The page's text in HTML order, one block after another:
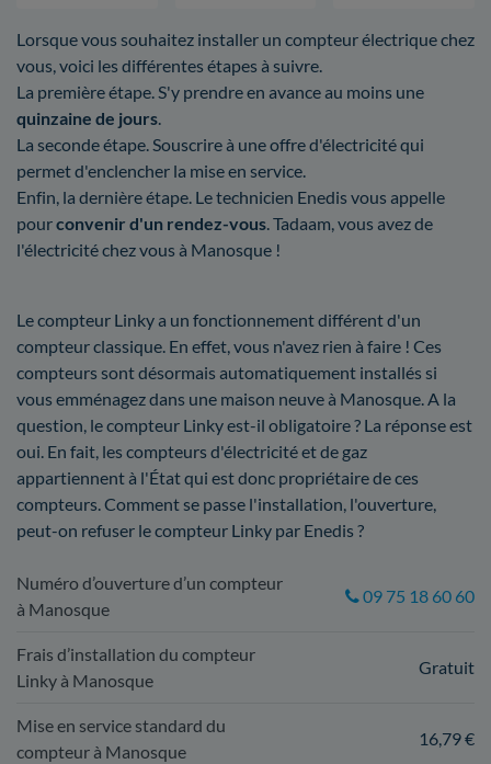
Lorsque vous souhaitez installer un compteur électrique chez
vous, voici les différentes étapes à suivre.
La première étape. S'y prendre en avance au moins une
quinzaine de jours.
La seconde étape. Souscrire à une offre d'électricité qui
permet d'enclencher la mise en service.
Enfin, la dernière étape. Le technicien Enedis vous appelle
pourconvenir d'un rendez-vous. Tadaam, vous avez de
l'électricité chez vous à Manosque !
Le compteur Linky a un fonctionnement différent d'un
compteur classique. En effet, vous n'avez rien à faire ! Ces
compteurs sont désormais automatiquement installés si
vous emménagez dans une maison neuve à Manosque. A la
question, le compteur Linky est-il obligatoire ? La réponse est
oui. En fait, les compteurs d'électricité et de gaz
appartiennent à l'État qui est donc propriétaire de ces
compteurs. Comment se passe l'installation, l'ouverture,
peut-on refuser le compteur Linky par Enedis ?
Numéro d’ouverture d’un compteur
à Manosque
09 75 18 60 60
Frais d’installation du compteur
Linky à Manosque
Gratuit
Mise en service standard du
compteur à Manosque
16,79 €